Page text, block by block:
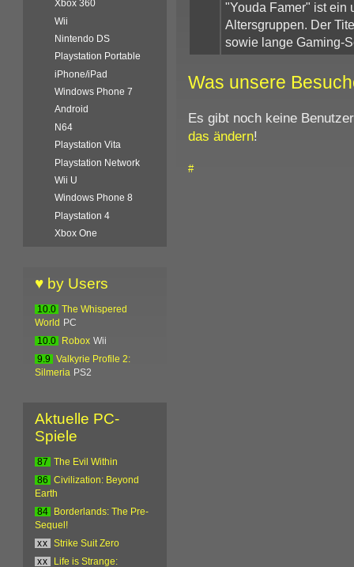
"Youda Famer" ist ein
Altersgruppen. Der
sowie lange Gaming-
Was unsere
Es gibt noch keine
das ändern!
#
Xbox 360
Wii
Nintendo DS
Playstation Portable
iPhone/iPad
Windows Phone 7
Android
N64
Playstation Vita
Playstation Network
Wii U
Windows Phone 8
Playstation 4
Xbox One
♥ by Users
10.0
The Whispered
World
PC
10.0
Robox Wii
9.9
Valkyrie Profile 2:
Silmeria PS2
Aktuelle PC-
Spiele
87
The Evil Within
86
Civilization: Beyond
Earth
84
Borderlands: The Pre-
Sequel!
xx
Strike Suit Zero
xx
Life is Strange: